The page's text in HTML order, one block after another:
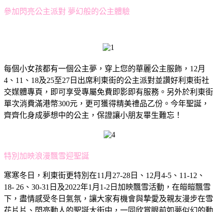
參加閃亮公主派對 夢幻般的公主體驗
每個小女孩都有一個公主夢，穿上您的華麗公主服飾，12月
4、11、18及25至27日出席利東街的公主派對並讚好利東街社
交媒體專頁，即可享受專屬免費即影即有服務。另外於利東街
單次消費滿港幣300元，更可獲得精美禮品乙份。今年聖誕，
齊齊化身成夢想中的公主，保證讓小朋友畢生難忘！
特別加映浪漫飄雪迎聖誕
寒寒冬日，利東街更特別在11月27-28日、12月4-5、11-12、
18- 26、30-31日及2022年1月1-2日加映飄雪活動，在皚皚飄雪
下，盡情感受冬日氣氛，讓大家有機會與摯愛及親友漫步在雪
花片片、閃亮動人的聖誕大街中，一同欣賞眼前如夢似幻的動